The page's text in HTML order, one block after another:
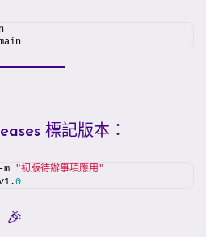
標記版本：
m "初版待辦事項應用"
0
🎉